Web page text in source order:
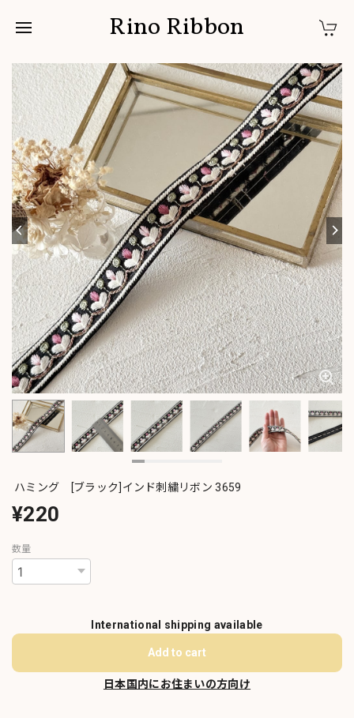
Rino Ribbon
ハミング [ブラック]インド刺繍リボン 3659
¥220
数量
International shipping available
Add to cart
日本国内にお住まいの方向け